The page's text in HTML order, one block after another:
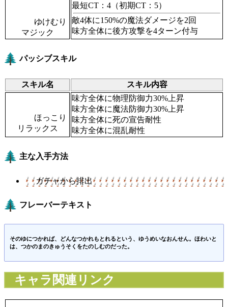
ゆけむり
マジック
最短CT：4 （初期CT：5）
敵4体に150%の魔法ダメージを2回
味方全体に後方攻撃を4ターン付与
パッシブスキル
スキル名 スキル内容
ほっこり
リラックス
味方全体に物理防御力30%上昇
味方全体に魔法防御力30%上昇
味方全体に死の宣告耐性
味方全体に混乱耐性
主な入手方法
ガチャから排出
フレーバーテキスト
そのゆにつかれば、どんなつかれもとれるという、ゆうめいなおんせん。ほわいと
は、つかのまのきゅうそくをたのしむのだった。
キャラ関連リンク